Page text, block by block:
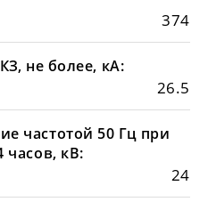
374
не более, кА:
26.5
частотой 50 Гц при
часов, кВ:
24